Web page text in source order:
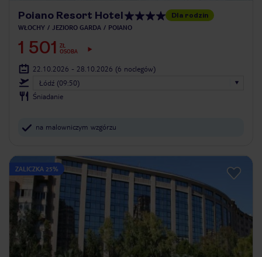
Poiano Resort Hotel Dla rodzin
WŁOCHY JEZIORO GARDA POIANO
1 501
ZŁ
OSOBA
22.10.2026 - 28.10.2026 (6 noclegów)
Łódź (09:50)
Śniadanie
na malowniczym wzgórzu
ZALICZKA 25%